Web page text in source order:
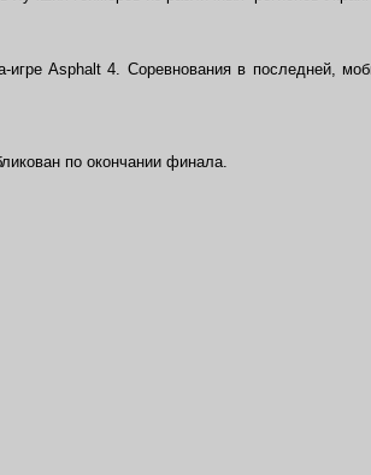
Asphalt 4. Соревнования в последней,
по окончании финала.